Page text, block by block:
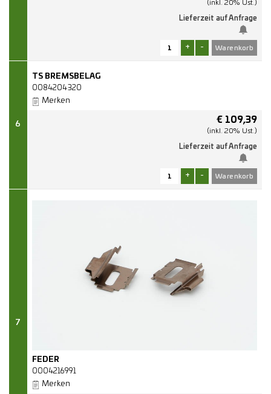
(inkl. 20% Ust.)
Lieferzeit auf Anfrage
+ -
6
TS BREMSBELAG
0084204320
Merken
€ 109,39
(inkl. 20% Ust.)
Lieferzeit auf Anfrage
+ -
7
FEDER
0004216991
Merken